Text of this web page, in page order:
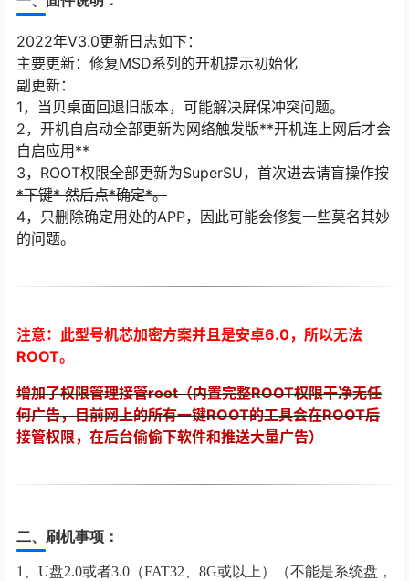
2022年V3.0更新日志如下：
主要更新：修复MSD系列的开机提示初始化
副更新：
1，当贝桌面回退旧版本，可能解决屏保冲突问题。
2，开机自启动全部更新为网络触发版**开机连上网后才会
自启应用**
3， ROOT权限全部更新为SuperSU，首次进去请盲操作按
*下键* 然后点*确定*。
4，只删除确定用处的APP，因此可能会修复一些莫名其妙
的问题。
注意：此型号机芯加密方案并且是安卓6.0，所以无法
ROOT。
增加了权限管理接管root（内置完整ROOT权限干净无任
何广告，目前网上的所有一键ROOT的工具会在ROOT后
接管权限，在后台偷偷下软件和推送大量广告）
二、刷机事项：
1、U盘2.0或者3.0（FAT32、8G或以上）（不能是系统盘，